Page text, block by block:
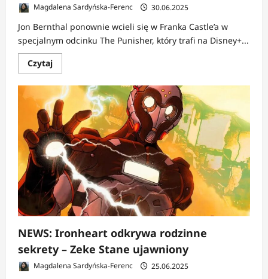
Magdalena Sardyńska-Ferenc 30.06.2025
Jon Bernthal ponownie wcieli się w Franka Castle’a w
specjalnym odcinku The Punisher, który trafi na Disney+...
CzytajDowiedz
się
o
NEWS:
The
Punisher
powraca
–
Jon
Bernthal
kręci
specjalny
odcinek
dla
Disney+
NEWS: Ironheart odkrywa rodzinne
sekrety – Zeke Stane ujawniony
Magdalena Sardyńska-Ferenc 25.06.2025